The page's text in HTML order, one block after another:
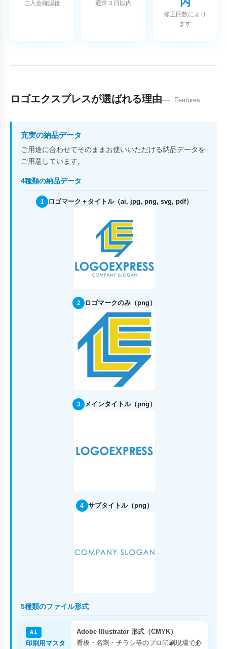
ご入金確認後 通常３日以内
修正回数により
ます
ロゴエクスプレスが選ばれる理由 Features
充実の納品データ
ご用途に合わせてそのままお使いいただける納品データを
ご用意しています。
4種類の納品データ
1 ロゴマーク＋タイトル（ai, jpg, png, svg, pdf）
2 ロゴマークのみ（png）
3 メインタイトル（png）
4 サブタイトル（png）
5種類のファイル形式
AI
印刷用マスタ
Adobe Illustrator 形式（CMYK）
看板・名刺・チラシ等のプロ印刷現場で必